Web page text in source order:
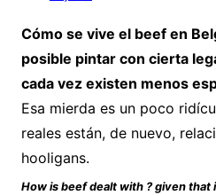
Cómo se vive el beef en
posible pintar con cierta
cada vez existen menos
Esa mierda es un poco
reales están, de nuevo,
hooligans.
How is beef dealt with ? given that